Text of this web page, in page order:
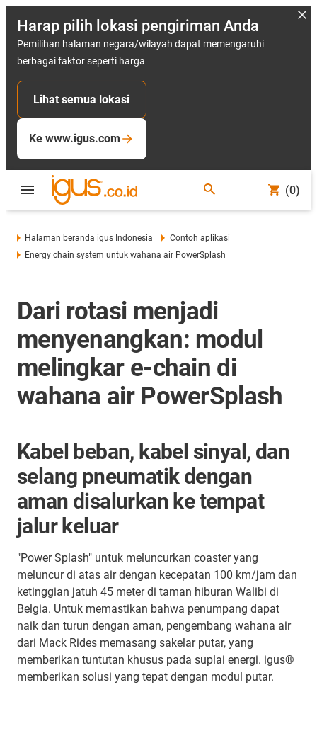
Harap pilih lokasi pengiriman Anda
Pemilihan halaman negara/wilayah dapat memengaruhi
berbagai faktor seperti harga
Lihat semua lokasi
Ke www.igus.com
(0)
Halaman beranda igus Indonesia
Contoh aplikasi
Energy chain system untuk wahana air PowerSplash
Dari rotasi menjadi
menyenangkan: modul
melingkar e-chain di
wahana air PowerSplash
Kabel beban, kabel sinyal, dan
selang pneumatik dengan
aman disalurkan ke tempat
jalur keluar
"Power Splash" untuk meluncurkan coaster yang
meluncur di atas air dengan kecepatan 100 km/jam dan
ketinggian jatuh 45 meter di taman hiburan Walibi di
Belgia. Untuk memastikan bahwa penumpang dapat
naik dan turun dengan aman, pengembang wahana air
dari Mack Rides memasang sakelar putar, yang
memberikan tuntutan khusus pada suplai energi. igus®
memberikan solusi yang tepat dengan modul putar.